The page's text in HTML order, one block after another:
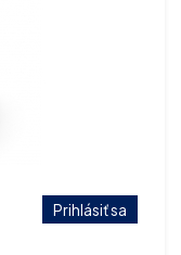
Prihlásiť sa